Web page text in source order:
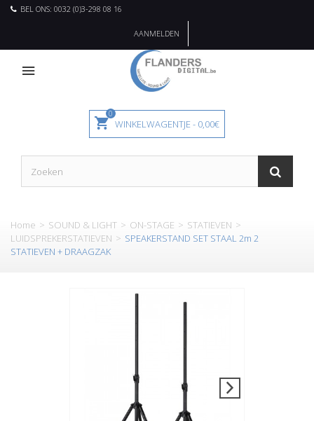
BEL ONS: 0032 (0)3-298 08 16
AANMELDEN
0
WINKELWAGENTJE- 0,00€
Home > SOUND & LIGHT > ON-STAGE > STATIEVEN >
LUIDSPREKERSTATIEVEN > SPEAKERSTAND SET STAAL 2m 2
STATIEVEN + DRAAGZAK